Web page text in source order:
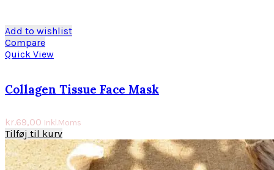
Add to wishlist
Compare
Quick View
Collagen Tissue Face Mask
kr.69,00 Inkl.Moms
Tilføj til kurv